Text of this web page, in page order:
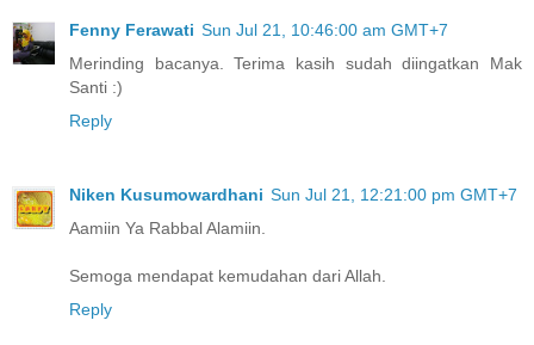
Fenny Ferawati Sun Jul 21, 10:46:00 am GMT+7
Merinding bacanya. Terima kasih sudah diingatkan Mak
Santi :)
Reply
Niken Kusumowardhani Sun Jul 21, 12:21:00 pm GMT+7
Aamiin Ya Rabbal Alamiin.
Semoga mendapat kemudahan dari Allah.
Reply